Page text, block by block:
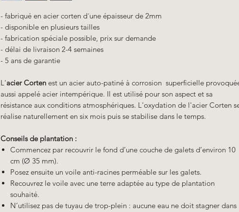
- fabriqué en acier corten d´une épaisseur de 2mm
- disponible en plusieurs tailles
- fabrication spéciale possible, prix sur demande
- délai de livraison 2-4 semaines
- 5 ans de garantie
L'acier Corten est un acier auto-patiné à corrosion superficielle
aussi appelé acier intempérique. Il est utilisé pour son aspect et sa
résistance aux conditions atmosphériques. L'oxydation de l'acier Corten
réalise naturellement en six mois puis se stabilise dans le temps.
Conseils de plantation :
Commencez par recouvrir le fond d’une couche de galets d’environ 10
cm (Ø 35 mm).
Posez ensuite un voile anti-racines perméable sur les galets.
Recouvrez le voile avec une terre adaptée au type de plantation
souhaité.
N’utilisez pas de tuyau de trop-plein : aucune eau ne doit stagner dans